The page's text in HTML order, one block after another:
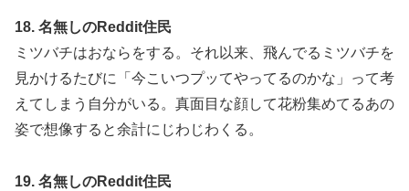
18. 名無しのReddit住民
ミツバチはおならをする。それ以来、飛んでるミツバチを
見かけるたびに「今こいつプッてやってるのかな」って考
えてしまう自分がいる。真面目な顔して花粉集めてるあの
姿で想像すると余計にじわじわくる。
19. 名無しのReddit住民